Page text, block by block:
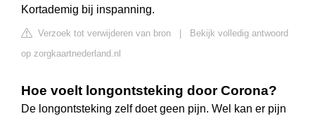
Kortademig bij inspanning.
Verzoek tot verwijderen van bron
Bekijk volledig antwoord
op zorgkaartnederland.nl
Hoe voelt longontsteking door Corona?
De longontsteking zelf doet geen pijn. Wel kan er pijn